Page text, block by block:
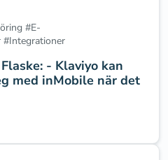
#E-
#Integrationer
- Klaviyo kan
med inMobile när det